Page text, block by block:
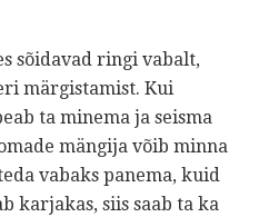
sõidavad ringi vabalt,
märgistamist. Kui
ta minema ja seisma
mängija võib minna
vabaks panema, kuid
karjakas, siis saab ta ka